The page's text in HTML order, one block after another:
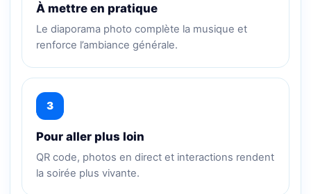
À mettre en pratique
Le diaporama photo complète la musique et
renforce l’ambiance générale.
3
Pour aller plus loin
QR code, photos en direct et interactions rendent
la soirée plus vivante.